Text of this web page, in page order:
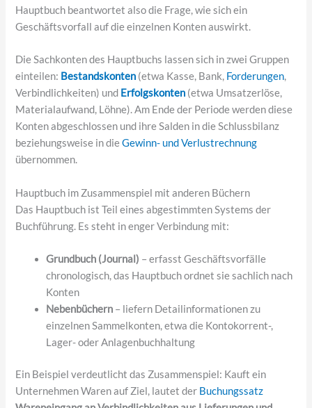
Hauptbuch beantwortet also die Frage, wie sich ein
Geschäftsvorfall auf die einzelnen Konten auswirkt.
Die Sachkonten des Hauptbuchs lassen sich in zwei Gruppen
einteilen: Bestandskonten (etwa Kasse, Bank, Forderungen,
Verbindlichkeiten) und Erfolgskonten (etwa Umsatzerlöse,
Materialaufwand, Löhne). Am Ende der Periode werden diese
Konten abgeschlossen und ihre Salden in die Schlussbilanz
beziehungsweise in dieGewinn- und Verlustrechnung
übernommen.
Hauptbuch im Zusammenspiel mit anderen Büchern
Das Hauptbuch ist Teil eines abgestimmten Systems der
Buchführung. Es steht in enger Verbindung mit:
Grundbuch (Journal) – erfasst Geschäftsvorfälle
chronologisch, das Hauptbuch ordnet sie sachlich nach
Konten
Nebenbüchern – liefern Detailinformationen zu
einzelnen Sammelkonten, etwa die Kontokorrent-,
Lager- oder Anlagenbuchhaltung
Ein Beispiel verdeutlicht das Zusammenspiel: Kauft ein
Unternehmen Waren auf Ziel, lautet der Buchungssatz